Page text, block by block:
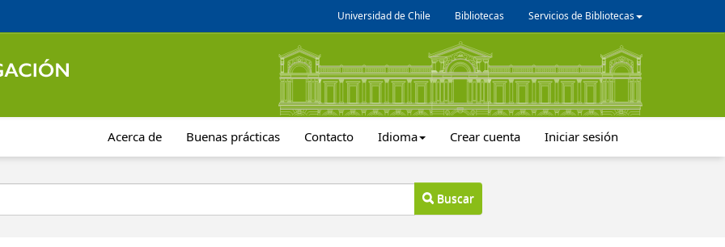
Universidad de Chile Bibliotecas Servicios de Bibliotecas
Acerca de Buenas prácticas Contacto Idioma Crear cuenta Iniciar sesión
Buscar